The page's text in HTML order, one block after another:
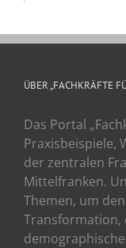
ÜBER „FACHKRÄFTE
Das Portal
Praxisbeispiele,
der zentralen
Mittelfranken.
Themen, um
Transformation,